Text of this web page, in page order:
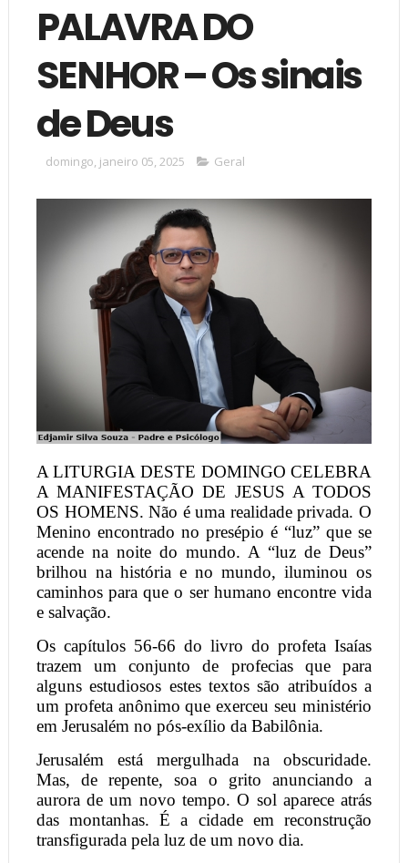
PALAVRA DO
SENHOR – Os sinais
de Deus
domingo, janeiro 05, 2025 Geral
A LITURGIA DESTE DOMINGO CELEBRA
A MANIFESTAÇÃO DE JESUS A TODOS
OS HOMENS. Não é uma realidade privada. O
Menino encontrado no presépio é “luz” que se
acende na noite do mundo. A “luz de Deus”
brilhou na história e no mundo, iluminou os
caminhos para que o ser humano encontre vida
e salvação.
Os capítulos 56-66 do livro do profeta Isaías
trazem um conjunto de profecias que para
alguns estudiosos estes textos são atribuídos a
um profeta anônimo que exerceu seu ministério
em Jerusalém no pós-exílio da Babilônia.
Jerusalém está mergulhada na obscuridade.
Mas, de repente, soa o grito anunciando a
aurora de um novo tempo. O sol aparece atrás
das montanhas. É a cidade em reconstrução
transfigurada pela luz de um novo dia.